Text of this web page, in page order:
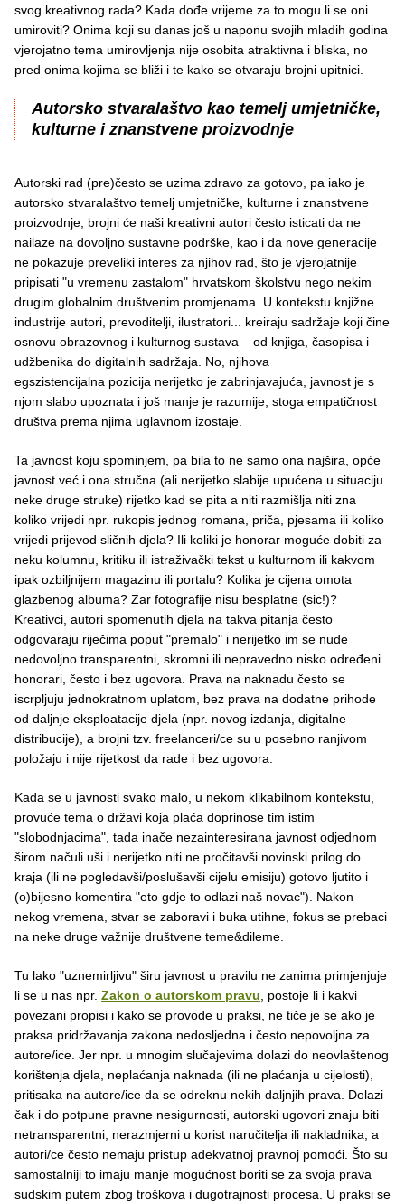
svog kreativnog rada? Kada dođe vrijeme za to mogu li se oni
umiroviti? Onima koji su danas još u naponu svojih mladih godina
vjerojatno tema umirovljenja nije osobita atraktivna i bliska, no
pred onima kojima se bliži i te kako se otvaraju brojni upitnici.
Autorsko stvaralaštvo kao temelj umjetničke,
kulturne i znanstvene proizvodnje
Autorski rad (pre)često se uzima zdravo za gotovo, pa iako je
autorsko stvaralaštvo temelj umjetničke, kulturne i znanstvene
proizvodnje, brojni će naši kreativni autori često isticati da ne
nailaze na dovoljno sustavne podrške, kao i da nove generacije
ne pokazuje preveliki interes za njihov rad, što je vjerojatnije
pripisati "u vremenu zastalom" hrvatskom školstvu nego nekim
drugim globalnim društvenim promjenama. U kontekstu knjižne
industrije autori, prevoditelji, ilustratori... kreiraju sadržaje koji čine
osnovu obrazovnog i kulturnog sustava – od knjiga, časopisa i
udžbenika do digitalnih sadržaja. No, njihova
egszistencijalna pozicija nerijetko je zabrinjavajuća, javnost je s
njom slabo upoznata i još manje je razumije, stoga empatičnost
društva prema njima uglavnom izostaje.
Ta javnost koju spominjem, pa bila to ne samo ona najšira, opće
javnost već i ona stručna (ali nerijetko slabije upućena u situaciju
neke druge struke) rijetko kad se pita a niti razmišlja niti zna
koliko vrijedi npr. rukopis jednog romana, priča, pjesama ili koliko
vrijedi prijevod sličnih djela? Ili koliki je honorar moguće dobiti za
neku kolumnu, kritiku ili istraživački tekst u kulturnom ili kakvom
ipak ozbiljnijem magazinu ili portalu? Kolika je cijena omota
glazbenog albuma? Zar fotografije nisu besplatne (sic!)?
Kreativci, autori spomenutih djela na takva pitanja često
odgovaraju riječima poput "premalo" i nerijetko im se nude
nedovoljno transparentni, skromni ili nepravedno nisko određeni
honorari, često i bez ugovora. Prava na naknadu često se
iscrpljuju jednokratnom uplatom, bez prava na dodatne prihode
od daljnje eksploatacije djela (npr. novog izdanja, digitalne
distribucije), a brojni tzv. freelanceri/ce su u posebno ranjivom
položaju i nije rijetkost da rade i bez ugovora.
Kada se u javnosti svako malo, u nekom klikabilnom kontekstu,
provuće tema o državi koja plaća doprinose tim istim
"slobodnjacima", tada inače nezainteresirana javnost odjednom
širom načuli uši i nerijetko niti ne pročitavši novinski prilog do
kraja (ili ne pogledavši/poslušavši cijelu emisiju) gotovo ljutito i
(o)bijesno komentira "eto gdje to odlazi naš novac"). Nakon
nekog vremena, stvar se zaboravi i buka utihne, fokus se prebaci
na neke druge važnije društvene teme&dileme.
Tu lako "uznemirljivu" širu javnost u pravilu ne zanima primjenjuje
li se u nas npr. Zakon o autorskom pravu, postoje li i kakvi
povezani propisi i kako se provode u praksi, ne tiče je se ako je
praksa pridržavanja zakona nedosljedna i često nepovoljna za
autore/ice. Jer npr. u mnogim slučajevima dolazi do neovlaštenog
korištenja djela, neplaćanja naknada (ili ne plaćanja u cijelosti),
pritisaka na autore/ice da se odreknu nekih daljnjih prava. Dolazi
čak i do potpune pravne nesigurnosti, autorski ugovori znaju biti
netransparentni, nerazmjerni u korist naručitelja ili nakladnika, a
autori/ce često nemaju pristup adekvatnoj pravnoj pomoći. Što su
samostalniji to imaju manje mogućnost boriti se za svoja prava
sudskim putem zbog troškova i dugotrajnosti procesa. U praksi se